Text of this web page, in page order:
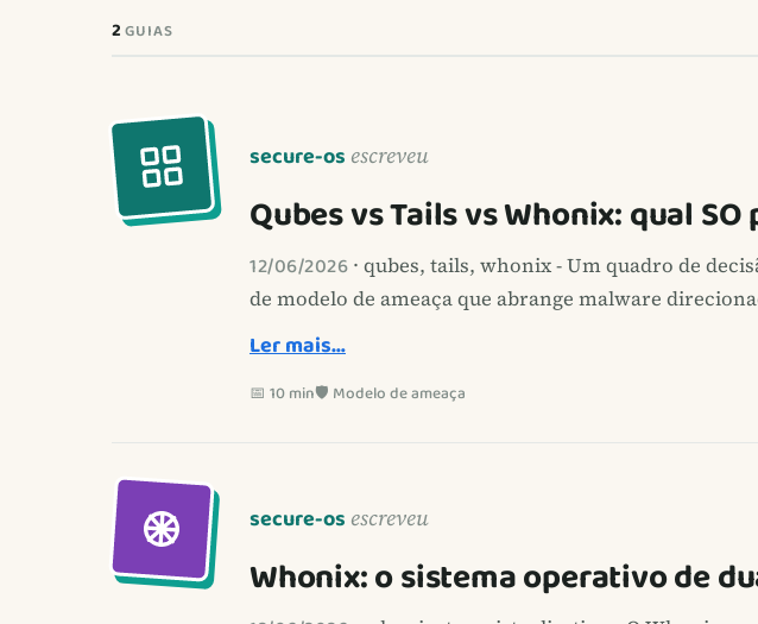
2GUIAS
secure-os escreveu
Qubes vs Tails vs Whonix: qual
12/06/2026 · qubes, tails, whonix - Um quadro de
de modelo de ameaça que abrange malware
Ler mais…
📅 10 min🛡️ Modelo de ameaça
secure-os escreveu
Whonix: o sistema operativo de